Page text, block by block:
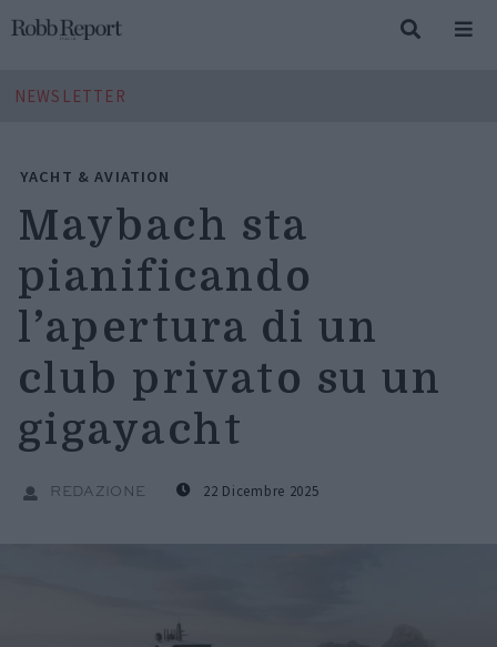
NEWSLETTER
YACHT & AVIATION
Maybach sta
pianificando
l’apertura di un
club privato su un
gigayacht
REDAZIONE 22 Dicembre 2025